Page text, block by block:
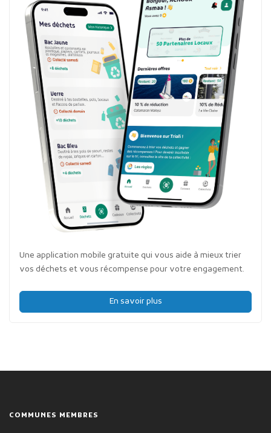
Une application mobile gratuite qui vous aide à mieux trier
vos déchets et vous récompense pour votre engagement.
En savoir plus
COMMUNES MEMBRES